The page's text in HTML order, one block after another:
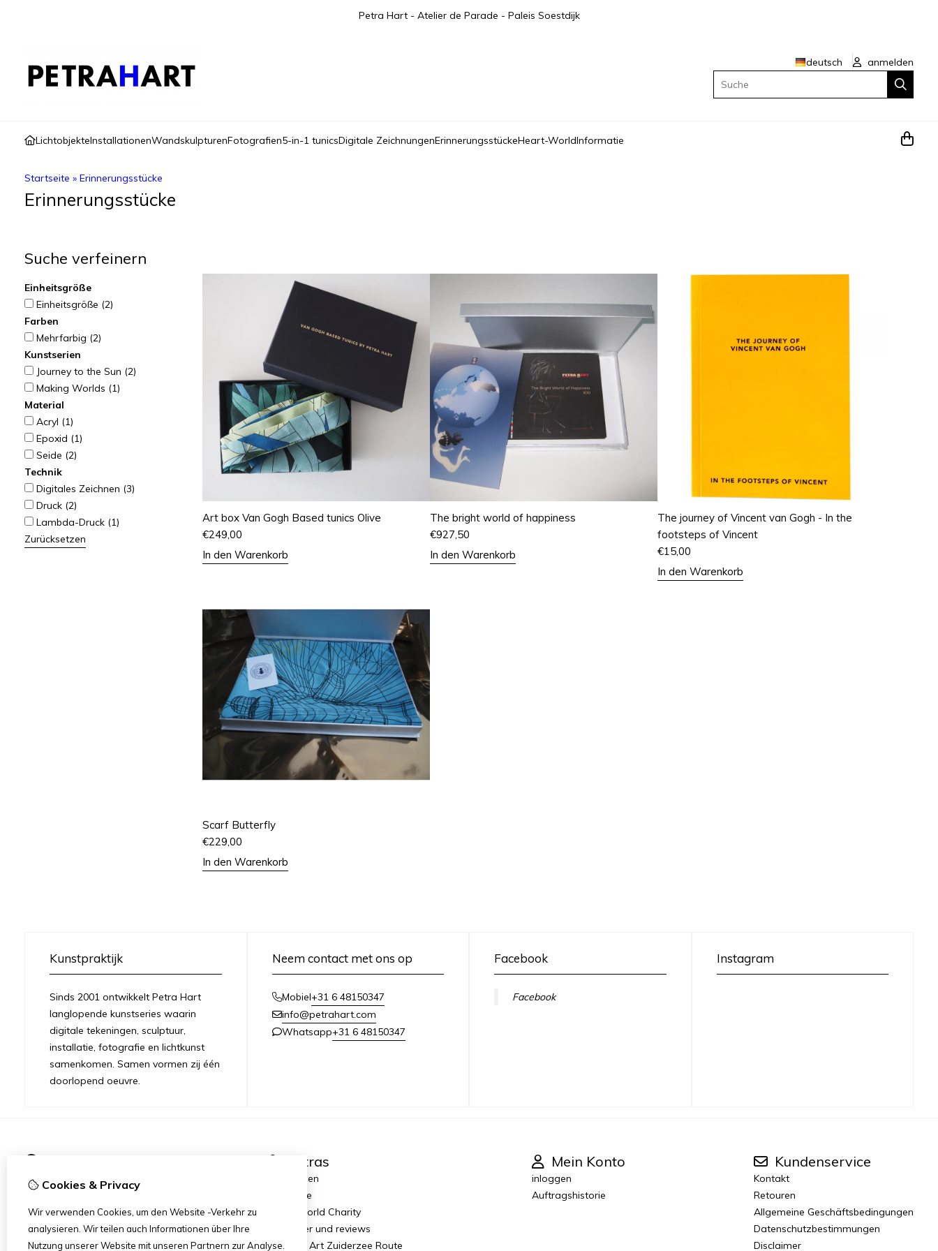
Petra Hart - Atelier de Parade - Paleis Soestdijk
deutsch
anmelden
LichtobjekteInstallationenWandskulpturenFotografien5-in-1 tunicsDigitale ZeichnungenErinnerungsstückeHeart-WorldInformatie
Startseite » Erinnerungsstücke
Erinnerungsstücke
Suche verfeinern
Einheitsgröße
Einheitsgröße (2)
Farben
Mehrfarbig (2)
Kunstserien
Journey to the Sun (2)
Making Worlds (1)
Material
Acryl (1)
Epoxid (1)
Seide (2)
Technik
Digitales Zeichnen (3)
Druck (2)
Lambda-Druck (1)
Zurücksetzen
Art box Van Gogh Based tunics Olive
€249,00
In den Warenkorb
The bright world of happiness
€927,50
In den Warenkorb
The journey of Vincent van Gogh - In the
footsteps of Vincent
€15,00
In den Warenkorb
Scarf Butterfly
€229,00
In den Warenkorb
Kunstpraktijk
Sinds 2001 ontwikkelt Petra Hart
langlopende kunstseries waarin
digitale tekeningen, sculptuur,
installatie, fotografie en lichtkunst
samenkomen. Samen vormen zij één
doorlopend oeuvre.
Neem contact met ons op
Mobiel+31 6 48150347
info@petrahart.com
Whatsapp+31 6 48150347
Facebook
Facebook
Instagram
Über Petra Hart
Neues
Extras
Kunstserien
Angebote
Heart-World Charity
Art dinner und reviews
Stichting Art Zuiderzee Route
Mein Konto
inloggen
Auftragshistorie
Kundenservice
Kontakt
Retouren
Allgemeine Geschäftsbedingungen
Datenschutzbestimmungen
Disclaimer
Cookies & Privacy
Wir verwenden Cookies, um den Website -Verkehr zu
analysieren. Wir teilen auch Informationen über Ihre
Nutzung unserer Website mit unseren Partnern zur Analyse.